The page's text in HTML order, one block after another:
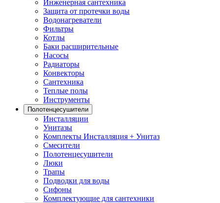
Инженерная сантехника
Защита от протечки воды
Водонагреватели
Фильтры
Котлы
Баки расширительные
Насосы
Радиаторы
Конвекторы
Сантехника
Теплые полы
Инструменты
Полотенцесушители
Инсталляции
Унитазы
Комплекты Инсталляция + Унитаз
Смесители
Полотенцесушители
Люки
Трапы
Подводки для воды
Сифоны
Комплектующие для сантехники